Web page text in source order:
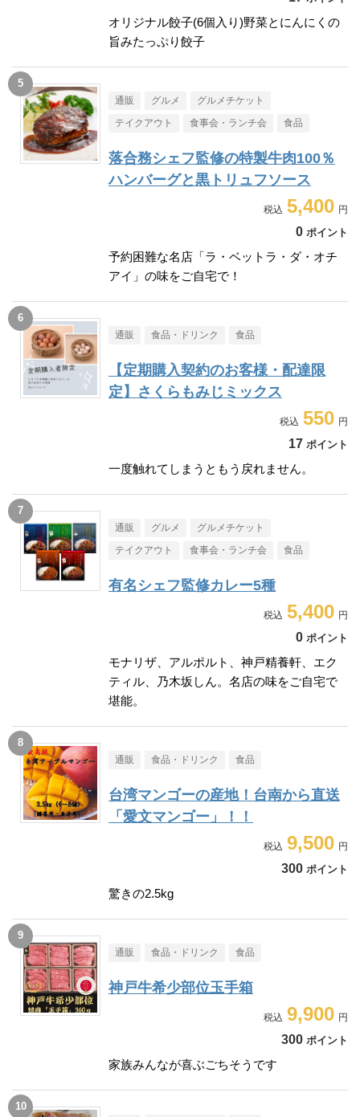
オリジナル餃子(6個入り)野菜とにんにくの
旨みたっぷり餃子
通販 グルメ グルメチケット
テイクアウト 食事会・ランチ会 食品
落合務シェフ監修の特製牛肉100％
ハンバーグと黒トリュフソース
5,400
0 ポイント
予約困難な名店「ラ・ベットラ・ダ・オチ
アイ」の味をご自宅で！
通販 食品・ドリンク 食品
【定期購入契約のお客様・配達限
定】さくらもみじミックス
550
17 ポイント
一度触れてしまうともう戻れません。
通販 グルメ グルメチケット
テイクアウト 食事会・ランチ会 食品
有名シェフ監修カレー5種
5,400
0 ポイント
モナリザ、アルポルト、神戸精養軒、エク
ティル、乃木坂しん。名店の味をご自宅で
堪能。
通販 食品・ドリンク 食品
台湾マンゴーの産地！台南から直送
「愛文マンゴー」！！
9,500
300 ポイント
驚きの2.5kg
通販 食品・ドリンク 食品
神戸牛希少部位玉手箱
9,900
300 ポイント
家族みんなが喜ぶごちそうです